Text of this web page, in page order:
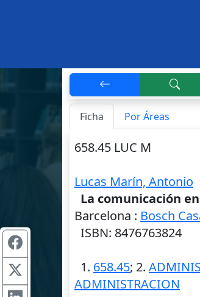
Ficha Por Áreas
658.45 LUC M
Lucas Marín, Antonio
La comunicación
Barcelona : Bosch
ISBN: 8476763824
1. 658.45; 2.
ADMINISTRACION